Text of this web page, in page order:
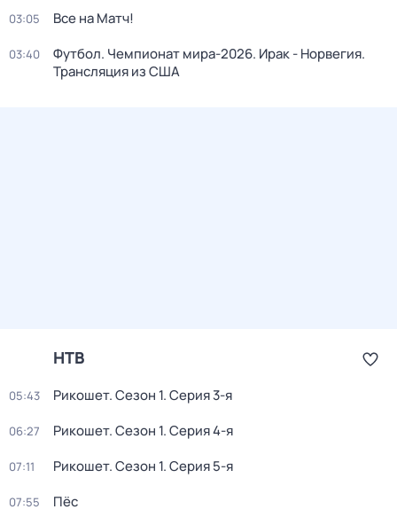
03:05 Все на Матч!
03:40
Футбол. Чемпионат мира-2026. Ирак - Норвегия.
Трансляция из США
НТВ
05:43 Рикошет. Сезон 1. Серия 3-я
06:27 Рикошет. Сезон 1. Серия 4-я
07:11 Рикошет. Сезон 1. Серия 5-я
07:55 Пёс